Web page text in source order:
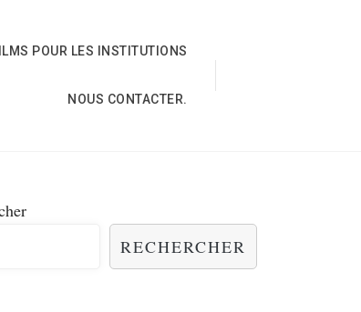
POUR LES INSTITUTIONS
NOUS CONTACTER.
RECHERCHER